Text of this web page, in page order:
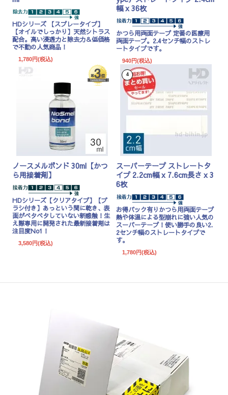
HDシリーズ【スプレータイプ】
【オイルでしっかり】天然シトラス
配合。高い浸透力と除去力＆低価格
で不動の人気商品！
1,780円(税込)
幅 x 36枚
かつら用両面テープ 定番の医療用
両面テープ。2.4センチ幅のストレ
ートタイプです。
940円(税込)
ノースメルボンド 30ml【かつ
ら用接着剤】
HDシリーズ【クリアタイプ】【ブ
ラシ付き】あっという間に乾き、表
面がベタベタしていない新感触！生
え際専用に開発された最新接着剤は
注目度No1！
3,580円(税込)
4
スーパーテープ ストレートタ
イプ 2.2cm幅 x 7.6cm長さ x 3
6枚
お得パック有りかつら用両面テープ
熱や体温による型崩れに強い人気の
スーパーテープ！使い勝手の良い2.
2センチ幅のストレートタイプで
す。
1,780円(税込)